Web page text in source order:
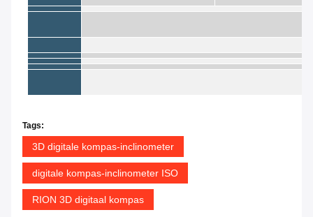
Tags:
3D digitale kompas-inclinometer
digitale kompas-inclinometer ISO
RION 3D digitaal kompas